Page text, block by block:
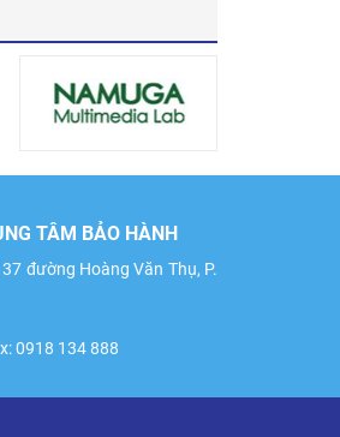
TÂM BẢO HÀNH
đường Hoàng Văn Thụ, P.
0918 134 888